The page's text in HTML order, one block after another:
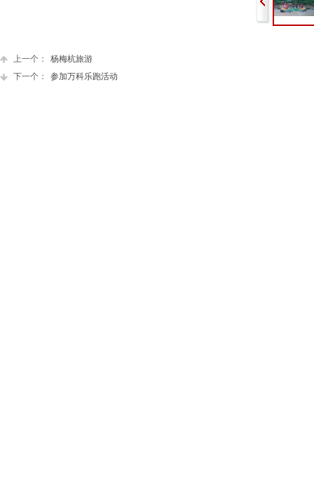
上一个：
杨梅杭旅游
下一个：
参加万科乐跑活动